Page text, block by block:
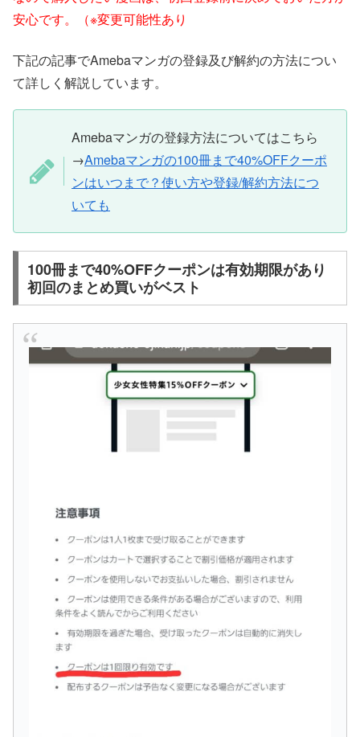
安心です。（※変更可能性あり
下記の記事でAmebaマンガの登録及び解約の方法につい
て詳しく解説しています。
Amebaマンガの登録方法についてはこちら
→Amebaマンガの100冊まで40%OFFクーポ
ンはいつまで？使い方や登録/解約方法につ
いても
100冊まで40%OFFクーポンは有効期限があり
初回のまとめ買いがベスト